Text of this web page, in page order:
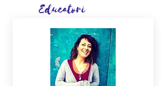
Educatori